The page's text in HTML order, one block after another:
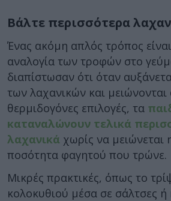
Βάλτε περισσότερα
Ένας ακόμη απλός τρόπος
αναλογία των τροφών στο
διαπίστωσαν ότι όταν
των λαχανικών και μειώνονται
θερμιδογόνες επιλογές, τα
καταναλώνουν τελικά
λαχανικά χωρίς να μειώνεται
ποσότητα φαγητού που τρώνε.
Μικρές πρακτικές, όπως το
κολοκυθιού μέσα σε σάλτσες